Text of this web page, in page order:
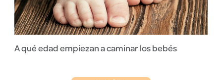
A qué edad empiezan a caminar los bebés